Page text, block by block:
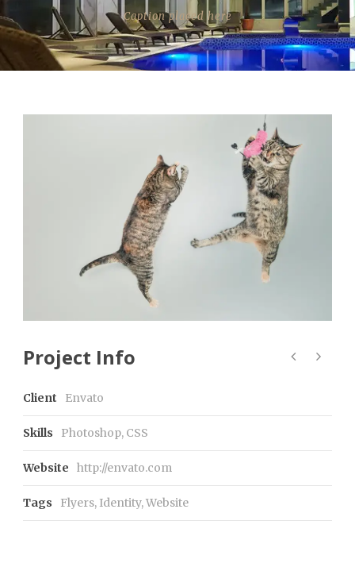
Caption placed here
Project Info
Client Envato
Skills Photoshop, CSS
Website http://envato.com
Tags Flyers, Identity,Website